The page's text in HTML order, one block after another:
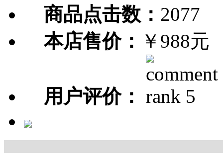
商品点击数： 2077
本店售价： ￥988元
用户评价：